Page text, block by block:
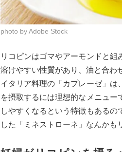
photo by Adobe Stock
リコピンはゴマやアーモンドと
溶けやすい性質があり、油と合わ
イタリア料理の「カプレーゼ」は
を摂取するには理想的なメニュー
しやすくなるという特徴もある
した「ミネストローネ」なんかも